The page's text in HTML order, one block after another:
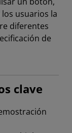
usuarios la
diferentes
de
clave